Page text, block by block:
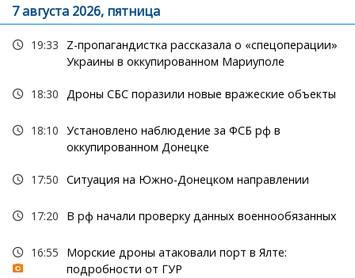
7 августа 2026, пятница
19:33
Z-пропагандистка рассказала о «спецоперации»
Украины в оккупированном Мариуполе
18:30 Дроны СБС поразили новые вражеские объекты
18:10 Установлено наблюдение за ФСБ рф в
оккупированном Донецке
17:50 Ситуация на Южно-Донецком направлении
17:20 В рф начали проверку данных военнообязанных
16:55
Морские дроны атаковали порт в Ялте:
подробности от ГУР